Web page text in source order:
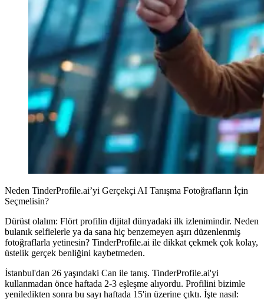
Neden TinderProfile.ai’yi Gerçekçi AI Tanışma Fotoğrafların İçin
Seçmelisin?
Dürüst olalım: Flört profilin dijital dünyadaki ilk izlenimindir. Neden
bulanık selfielerle ya da sana hiç benzemeyen aşırı düzenlenmiş
fotoğraflarla yetinesin? TinderProfile.ai ile dikkat çekmek çok kolay,
üstelik gerçek benliğini kaybetmeden.
İstanbul'dan 26 yaşındaki Can ile tanış. TinderProfile.ai'yi
kullanmadan önce haftada 2-3 eşleşme alıyordu. Profilini bizimle
yeniledikten sonra bu sayı haftada 15'in üzerine çıktı. İşte nasıl: